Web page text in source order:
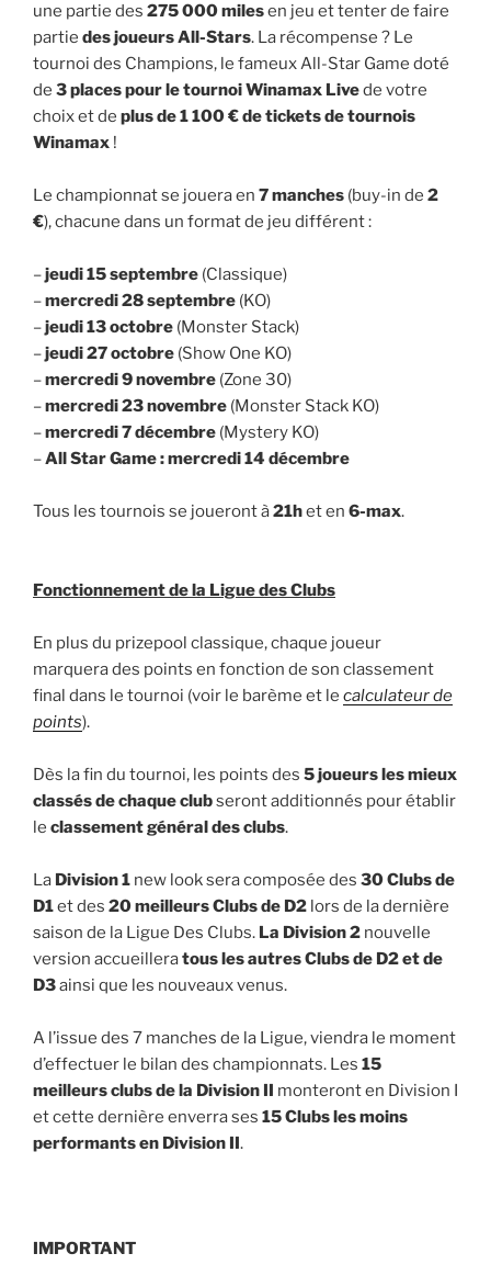
une partie des 275 000 milesen jeu et tenter de faire
partie des joueurs All-Stars. La récompense ? Le
tournoi des Champions, le fameux All-Star Game doté
de 3 places pour le tournoi Winamax Livede votre
choix et de plus de 1 100 € de tickets de tournois
Winamax !
Le championnat se jouera en 7 manches (buy-in de 2
€), chacune dans un format de jeu différent :
–jeudi 15 septembre (Classique)
–mercredi 28 septembre (KO)
–jeudi 13 octobre (Monster Stack)
–jeudi 27 octobre (Show One KO)
–mercredi 9 novembre (Zone 30)
–mercredi 23 novembre (Monster Stack KO)
–mercredi 7 décembre (Mystery KO)
–All Star Game : mercredi 14 décembre
Tous les tournois se joueront à21het en 6-max.
Fonctionnement de la Ligue des Clubs
En plus du prizepool classique, chaque joueur
marquera des points en fonction de son classement
final dans le tournoi (voir le barème et le calculateur de
points).
Dès la fin du tournoi, les points des 5 joueurs les mieux
classés de chaque clubseront additionnés pour établir
le classement général des clubs.
La Division 1 new look sera composée des 30 Clubs de
D1et des 20 meilleurs Clubs de D2 lors de la dernière
saison de la Ligue Des Clubs. La Division 2 nouvelle
version accueilleratous les autres Clubs de D2 et de
D3ainsi que les nouveaux venus.
A l’issue des 7 manches de la Ligue, viendra le moment
d’effectuer le bilan des championnats. Les 15
meilleurs clubs de la Division II monteront en Division I
et cette dernière enverra ses 15 Clubs les moins
performants en Division II.
IMPORTANT